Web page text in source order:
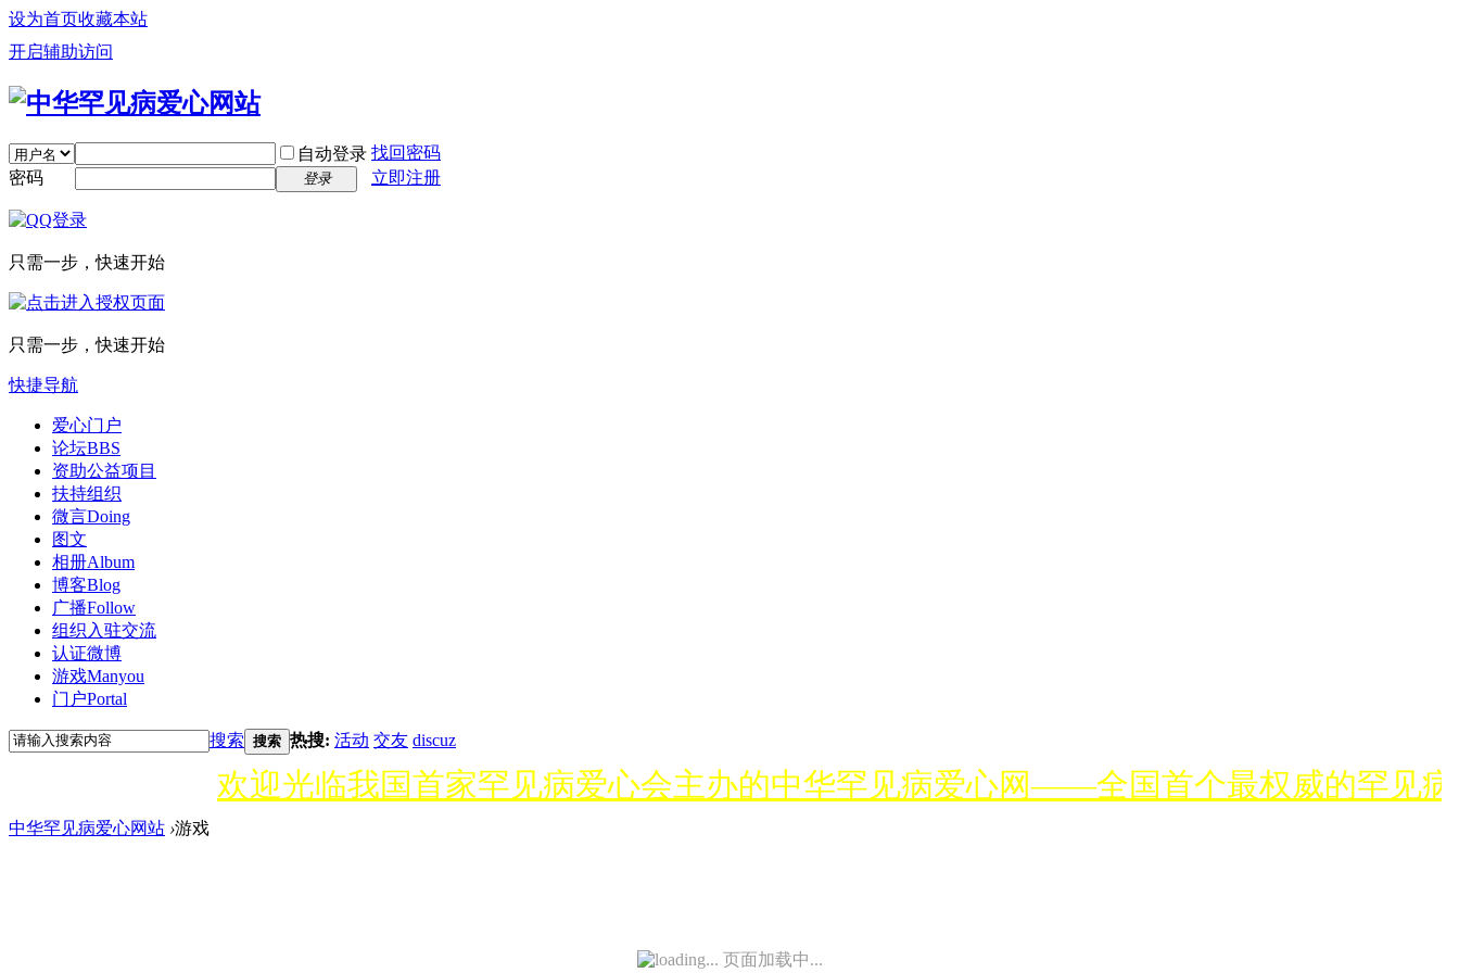
设为首页收藏本站
开启辅助访问
自动登录 找回密码
密码
登录 立即注册
只需一步，快速开始
只需一步，快速开始
快捷导航
爱心门户
论坛BBS
资助公益项目
扶持组织
微言Doing
图文
相册Album
博客Blog
广播Follow
组织入驻交流
认证微博
游戏Manyou
门户Portal
搜索 搜索 热搜: 活动 交友 discuz
欢迎光临我国首家罕见病爱心会主办的中华罕见病爱心网——全国首个最权威的罕见
中华罕见病爱心网站 ›游戏
页面加载中...